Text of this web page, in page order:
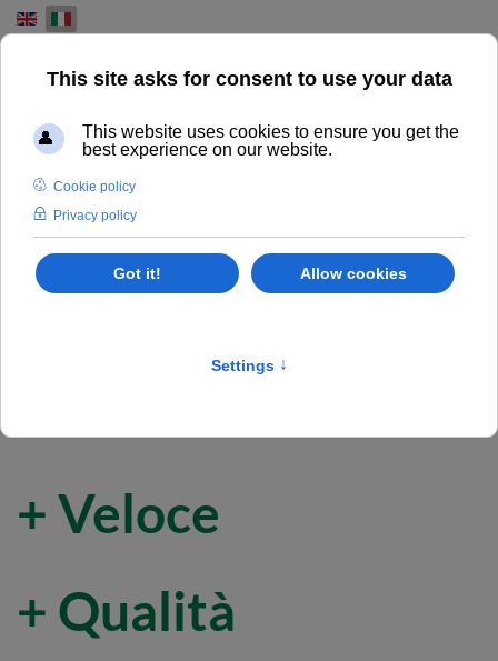
Select your language
NOLEGGIO A LUNGO
TERMINE
VANTAGGI FINANZIARI E FISCALI
+ Veloce
+ Qualità